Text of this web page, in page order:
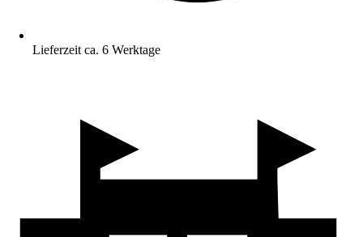
Lieferzeit ca. 6 Werktage